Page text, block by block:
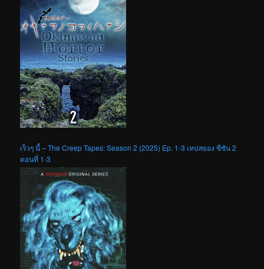
เร็วๆ นี้ – The Creep Tapes: Season 2 (2025) Ep. 1-3 เทปสยอง ซีซัน 2
ตอนที่ 1-3